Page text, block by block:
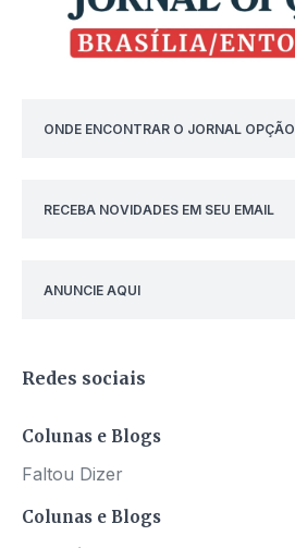
ONDE ENCONTRAR O JORNAL OPÇÃO
RECEBA NOVIDADES EM SEU EMAIL
ANUNCIE AQUI
Redes sociais
Colunas e Blogs
Faltou Dizer
Colunas e Blogs